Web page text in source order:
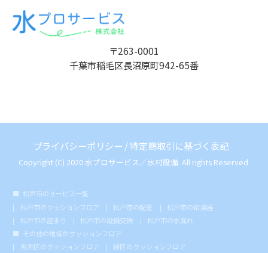
〒263-0001
千葉市稲毛区長沼原町942-65番
プライバシーポリシー /特定商取引に基づく表記
Copyright (C) 2020 水プロサービス／水村設備. All rights Reserved.
松戸市のサービス一覧
松戸市のクッションフロア
松戸市の配管
松戸市の給湯器
松戸市の詰まり
松戸市の設備交換
松戸市の水漏れ
その他の地域のクッションフロア
美浜区のクッションフロア
緑区のクッションフロア